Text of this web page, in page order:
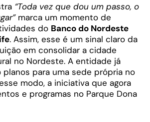
“Toda vez que dou um passo, o
marca um momento de
do Banco do Nordeste
. Assim, esse é um sinal claro da
em consolidar a cidade
no Nordeste. A entidade já
planos para uma sede própria no
modo, a iniciativa que agora
e programas no Parque Dona